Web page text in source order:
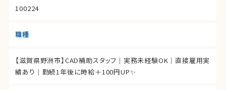
100224
職種
【滋賀県野洲市】CAD補助スタッフ｜実務未経験OK｜直接雇用実
績あり｜勤続1年後に時給＋100円UP✨